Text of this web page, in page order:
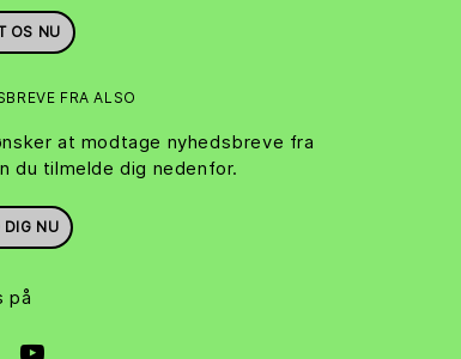
OS NU
FRA ALSO
at modtage nyhedsbreve fra
du tilmelde dig nedenfor.
DIG NU
på